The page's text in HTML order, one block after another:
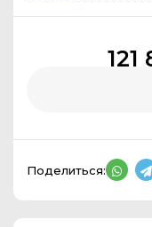
Поделиться: